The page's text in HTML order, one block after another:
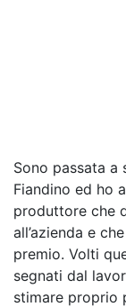
Sono passata a
Fiandino ed ho
produttore che
all’azienda e
premio. Volti
segnati dal
stimare proprio